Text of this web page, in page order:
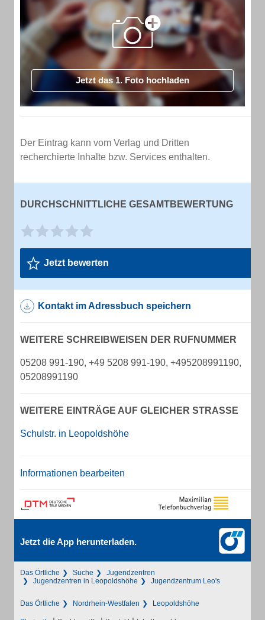
Jetzt das 1. Foto hochladen
Der Eintrag kann vom Verlag und Dritten
recherchierte Inhalte bzw. Services enthalten.
DURCHSCHNITTLICHE GESAMTBEWERTUNG
Jetzt bewerten
Kontakt im Adressbuch speichern
WEITERE SCHREIBWEISEN DER RUFNUMMER
05208 991-190, +49 5208 991-190, +495208991190,
05208991190
WEITERE EINTRÄGE AUF GLEICHER STRASSE
Schulstr. in Leopoldshöhe
Informationen bearbeiten
Jetzt die App herunterladen.
Das Örtliche Suche
Jugendzentren
Jugendzentren in Leopoldshöhe
Jugendzentrum Leo's
Das Örtliche Nordrhein-Westfalen Leopoldshöhe